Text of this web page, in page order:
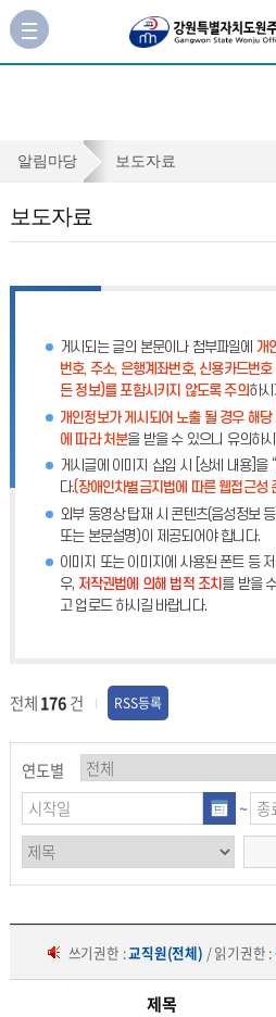
사
이
가
보
자
알림마당 보도자료
보도자료
게시되는 글의 본문이나 첨부파일에 개
번호, 주소, 은행계좌번호, 신용카드번
든 정보)를 포함시키지 않도록 주의하
개인정보가 게시되어 노출 될 경우 해
에 따라 처분을 받을 수 있으니 유의하
게시글에 이미지 삽입 시 [상세 내용]을
다.(장애인차별금지법에 따른 웹접근성
외부 동영상 탑재 시 콘텐츠(음성정보
또는 본문설명)이 제공되어야 합니다.
이미지 또는 이미지에 사용된 폰트 등
우, 저작권법에 의해 법적 조치 를 받을
고 업로드 하시길 바랍니다.
전체176건 RSS등록
연도별
~
쓰기권한 :교직원(전체) / 읽기권한 :
제목